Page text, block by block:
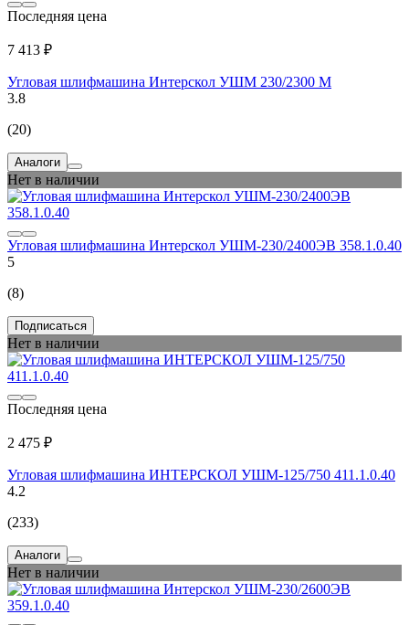
Последняя цена
7 413 ₽
Угловая шлифмашина Интерскол УШМ 230/2300 М
3.8
(20)
Аналоги
Нет в наличии
Угловая шлифмашина Интерскол УШМ-230/2400ЭВ 358.1.0.40
5
(8)
Подписаться
Нет в наличии
Последняя цена
2 475 ₽
Угловая шлифмашина ИНТЕРСКОЛ УШМ-125/750 411.1.0.40
4.2
(233)
Аналоги
Нет в наличии